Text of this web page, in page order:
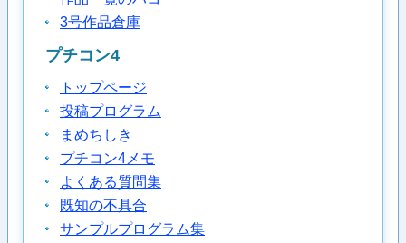
3号作品倉庫
プチコン4
トップページ
投稿プログラム
まめちしき
プチコン4メモ
よくある質問集
既知の不具合
サンプルプログラム集